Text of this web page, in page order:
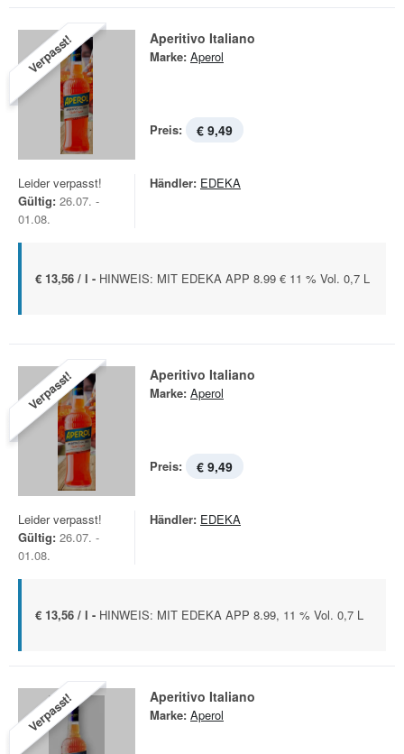
Verpasst! Aperitivo Italiano
Marke: Aperol
Preis: € 9,49
Leider verpasst!
Gültig: 26.07. -
01.08.
Händler: EDEKA
€ 13,56 / l - HINWEIS: MIT EDEKA APP 8.99 € 11 % Vol. 0,7 L
Verpasst! Aperitivo Italiano
Marke: Aperol
Preis: € 9,49
Leider verpasst!
Gültig: 26.07. -
01.08.
Händler: EDEKA
€ 13,56 / l - HINWEIS: MIT EDEKA APP 8.99, 11 % Vol. 0,7 L
Verpasst! Aperitivo Italiano
Marke: Aperol